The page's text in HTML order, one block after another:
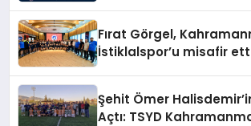
Fırat Görgel,
İstiklalspor’u misafir
Şehit Ömer
Açtı: TSYD